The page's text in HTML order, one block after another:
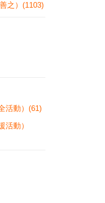
之）(1103)
活動）(61)
活動）